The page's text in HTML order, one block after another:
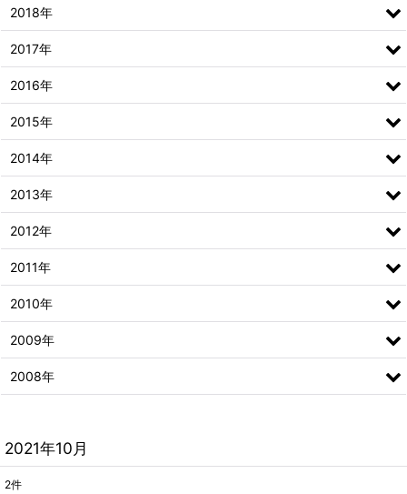
2021年10月
2件
2018年
2017年
2016年
2015年
2014年
2013年
2012年
2011年
2010年
2009年
2008年